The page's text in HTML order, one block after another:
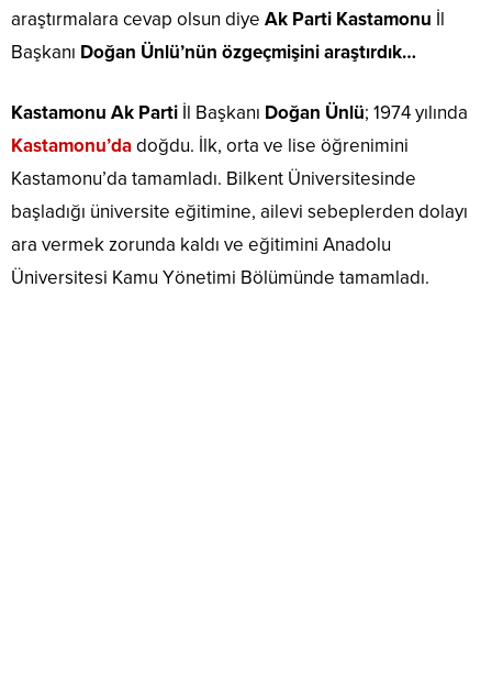
araştırmalara cevap olsun diye Ak Parti Kastamonu İl
Başkanı Doğan Ünlü’nün özgeçmişini araştırdık…
Kastamonu Ak Parti İl Başkanı Doğan Ünlü; 1974 yılında
Kastamonu’dadoğdu. İlk, orta ve lise öğrenimini
Kastamonu’da tamamladı. Bilkent Üniversitesinde
başladığı üniversite eğitimine, ailevi sebeplerden dolayı
ara vermek zorunda kaldı ve eğitimini Anadolu
Üniversitesi Kamu Yönetimi Bölümünde tamamladı.